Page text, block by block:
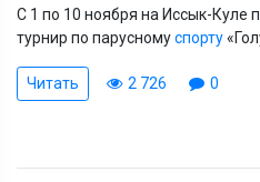
С 1 по 10 ноября на Иссык-
турнир по парусномуспорту
Читать 2 726 0